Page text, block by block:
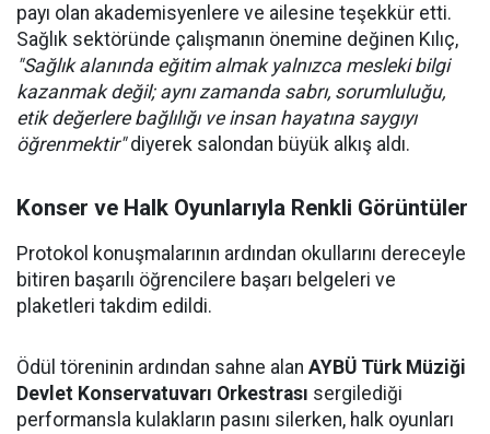
payı olan akademisyenlere ve ailesine teşekkür etti.
Sağlık sektöründe çalışmanın önemine değinen Kılıç,
"Sağlık alanında eğitim almak yalnızca mesleki bilgi
kazanmak değil; aynı zamanda sabrı, sorumluluğu,
etik değerlere bağlılığı ve insan hayatına saygıyı
öğrenmektir"diyerek salondan büyük alkış aldı.
Konser ve Halk Oyunlarıyla Renkli Görüntüler
Protokol konuşmalarının ardından okullarını dereceyle
bitiren başarılı öğrencilere başarı belgeleri ve
plaketleri takdim edildi.
Ödül töreninin ardından sahne alan AYBÜ Türk Müziği
Devlet Konservatuvarı Orkestrası sergilediği
performansla kulakların pasını silerken, halk oyunları